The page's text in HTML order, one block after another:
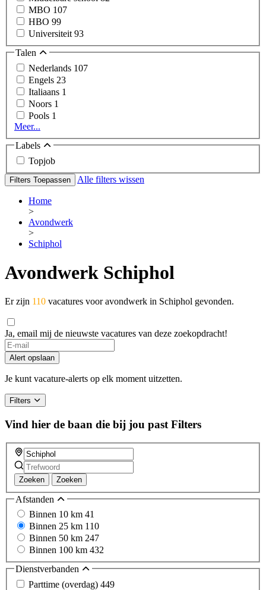
MBO 107
HBO 99
Universiteit93
Talen
Nederlands 107
Engels 23
Italiaans 1
Noors 1
Pools 1
Meer...
Labels
Topjob
Filters Toepassen Alle filters wissen
Home
>
Avondwerk
>
Schiphol
Avondwerk Schiphol
Er zijn 110 vacatures voor avondwerk in Schiphol gevonden.
Ja, email mij de nieuwste vacatures van deze zoekopdracht!
If
you
are
a
ignore
this
field
Alert opslaan
Je kunt vacature-alerts op elk moment uitzetten.
Filters
Vind hier de baan die bij jou past Filters
Zoeken Zoeken
Afstanden
Binnen 10 km 41
Binnen 25 km 110
Binnen 50 km 247
Binnen 100 km 432
Dienstverbanden
Parttime (overdag) 449